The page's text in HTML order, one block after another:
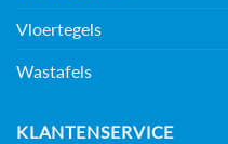
Vloertegels
Wastafels
KLANTENSERVICE